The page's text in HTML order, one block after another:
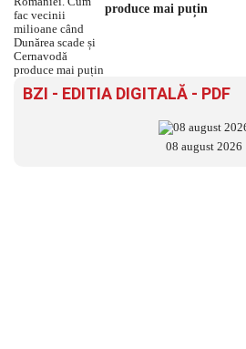
produce mai puțin
BZI - EDITIA DIGITALĂ - PDF
08 august 2026